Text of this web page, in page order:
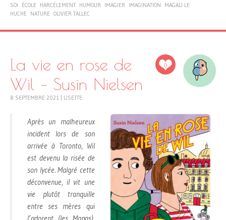
SOI ÉCOLE HARCÈLEMENT HUMOUR IMAGIER IMAGINATION
MAGALI LE
HUCHE
NATURE OLIVIER TALLEC
0
La vie en rose de
Wil – Susin Nielsen
8 SEPTEMBRE 2021 LISETTE
Après un malheureux
incident lors de son
arrivée à Toronto, Wil
est devenu la risée de
son lycée. Malgré cette
déconvenue, il vit une
vie plutôt tranquille
entre ses mères qui